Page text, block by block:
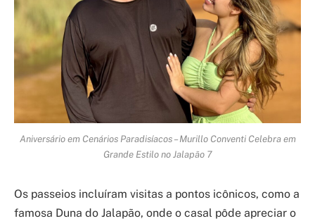
Aniversário em Cenários Paradisíacos – Murillo Conventi Celebra em
Grande Estilo no Jalapão 7
Os passeios incluíram visitas a pontos icônicos, como a
famosa Duna do Jalapão, onde o casal pôde apreciar o